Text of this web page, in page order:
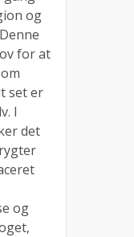
og
for at
set er
I
det
og